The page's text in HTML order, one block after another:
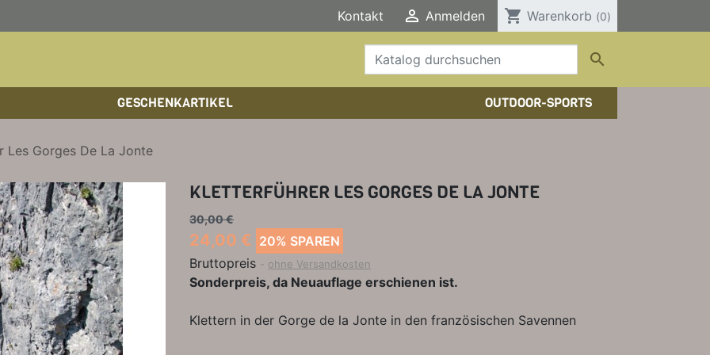
Kontakt  Anmelden shopping_cart Warenkorb (0)

BÜCHER/LEHRBÜCHER
SPIELE, T-SHIRTS, SONSTIGES
GESCHENKARTIKEL OUTDOOR-SPORTS
OUTDOOR-KALENDER
Les Gorges De La Jonte
KLETTERFÜHRER LES GORGES DE LA JONTE
30,00 €
24,00 € 20% SPAREN
Bruttopreis
ohne Versandkosten
Sonderpreis, da Neuauflage erschienen ist.
Klettern in der Gorge de la Jonte in den französischen Savennen